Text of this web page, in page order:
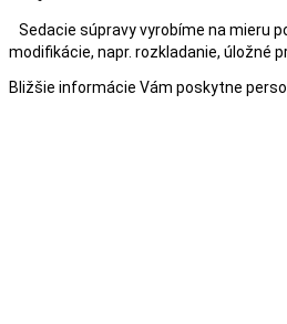
Sedacie súpravy vyrobíme na mieru
modifikácie, napr. rozkladanie, úložné
Bližšie informácie Vám poskytne